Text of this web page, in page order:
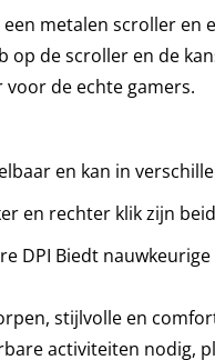
metalen scroller en
op de scroller en de
de echte gamers.
en kan in
en rechter klik zijn
DPI Biedt
stijlvolle en
activiteiten nodig,